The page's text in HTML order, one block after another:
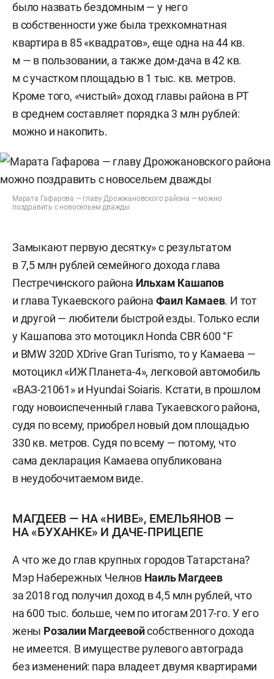
было назвать бездомным — у него
в собственности уже была трехкомнатная
квартира в 85 «квадратов», еще одна на 44 кв.
м — в пользовании, а также дом-дача в 42 кв.
м с участком площадью в 1 тыс. кв. метров.
Кроме того, «чистый» доход главы района в РТ
в среднем составляет порядка 3 млн рублей:
можно и накопить.
Марата Гафарова — главу Дрожжановского района — можно
поздравить с новосельем дважды
Замыкают первую десятку» с результатом
в 7,5 млн рублей семейного дохода глава
Пестречинского района Ильхам Кашапов
и глава Тукаевского района Фаил Камаев. И тот
и другой — любители быстрой езды. Только если
у Кашапова это мотоцикл Honda CBR 600 °F
и BMW 320D XDrive Gran Turismo, то у Камаева —
мотоцикл «ИЖ Планета-4», легковой автомобиль
«ВАЗ-21061» и Hyundai Soiaris. Кстати, в прошлом
году новоиспеченный глава Тукаевского района,
судя по всему, приобрел новый дом площадью
330 кв. метров. Судя по всему — потому, что
сама декларация Камаева опубликована
в неудобочитаемом виде.
МАГДЕЕВ — НА «НИВЕ», ЕМЕЛЬЯНОВ —
НА «БУХАНКЕ» И ДАЧЕ-ПРИЦЕПЕ
А что же до глав крупных городов Татарстана?
Мэр Набережных Челнов Наиль Магдеев
за 2018 год получил доход в 4,5 млн рублей, что
на 600 тыс. больше, чем по итогам 2017-го. У его
жены Розалии Магдеевойсобственного дохода
не имеется. В имуществе рулевого автограда
без изменений: пара владеет двумя квартирами